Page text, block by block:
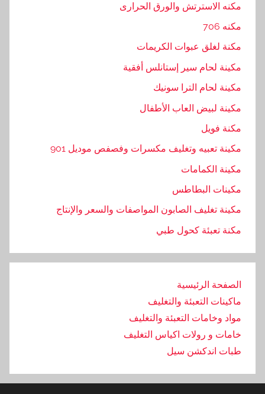
مكنه الاسترتش والورق الحرارى
مكنه 706
مكنة لغلق عبوات الكريمات
مكينة لحام سير إستانلس أفقية
مكينة لحام الترا سونيك
مكينة لبيض العاب الأطفال
مكنة فويل
مكينة تعبيه وتغليف مكسرات وفصفص موديل 901
مكينة الكمامات
مكينات البطاطس
مكينة تغليف الصابون المواصفات والسعر والإنتاج
مكنة تعبئة كحول طبي
الصفحة الرئيسية
ماكينات التعبئة والتغليف
مواد وخامات التعبئة والتغليف
خامات و رولات اكياس التغليف
طبات اندكشن سيل